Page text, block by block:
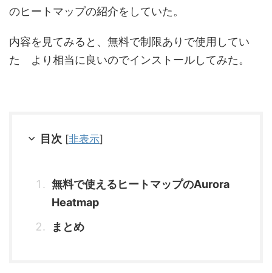
のヒートマップの紹介をしていた。
内容を見てみると、無料で制限ありで使用してい
た より相当に良いのでインストールしてみた。
目次 [非表示]
無料で使えるヒートマップのAurora
Heatmap
まとめ